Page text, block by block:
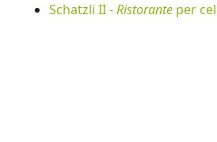
Schatzli II -Ristorante per